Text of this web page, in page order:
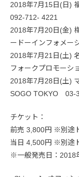
2018年7月15日(日)
092-712- 4221
2018年7月20日(金)
ードーインフォメ
2018年7月21日(土)
フォークプロモー
2018年7月28日(土)
SOGO TOKYO 03-
チケット：
前売 3,800円 ※別途
当日 4,500円 ※別途
※一般発売日：2018